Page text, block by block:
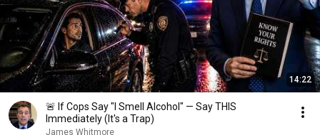
14:22
🚨 If Cops Say "I Smell Alcohol" — Say THIS
Immediately (It's a Trap)
James Whitmore